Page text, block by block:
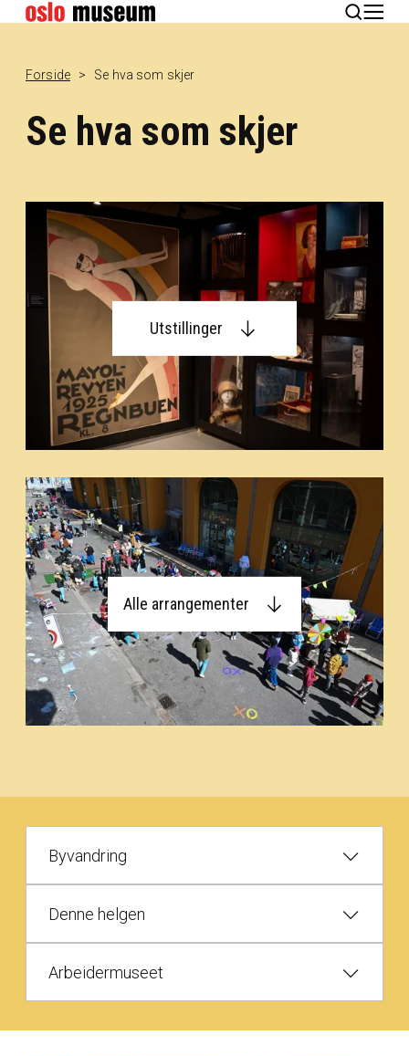
English
Forside Se hva som skjer
Se hva som skjer
Utstillinger
Alle arrangementer
Byvandring
Denne helgen
Arbeidermuseet